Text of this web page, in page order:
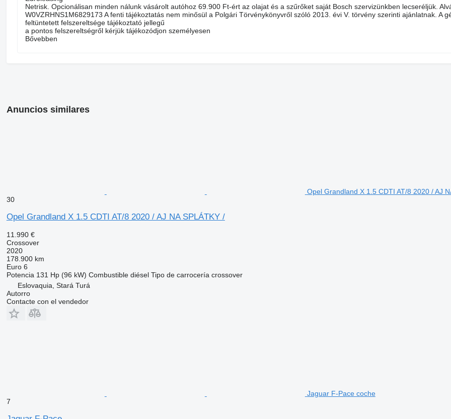
Netrisk. Opcionálisan minden nálunk vásárolt autóhoz 69.900 Ft-ért az olajat és a szűrőket saját Bosch szervizünkben lecseréljük.
W0VZRHNS1M6829173 A fenti tájékoztatás nem minősül a Polgári Törvénykönyvről szóló 2013. évi V. törvény szerinti ajánlatnak. A
feltüntetett felszereltsége tájékoztató jellegű
a pontos felszereltségről kérjük tájékozódjon személyesen
Bővebben
Anuncios similares
Opel Grandland X 1.5 CDTI AT/8 2020 / AJ
30
Opel Grandland X 1.5 CDTI AT/8 2020 / AJ NA SPLÁTKY /
11.990 €
Crossover
2020
178.900 km
Euro 6
Potencia 131 Hp (96 kW) Combustible diésel Tipo de carrocería crossover
Eslovaquia, Stará Turá
Autorro
Contacte con el vendedor
Jaguar F-Pace coche
7